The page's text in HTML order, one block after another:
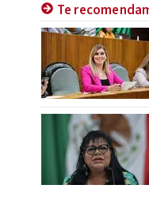
Te